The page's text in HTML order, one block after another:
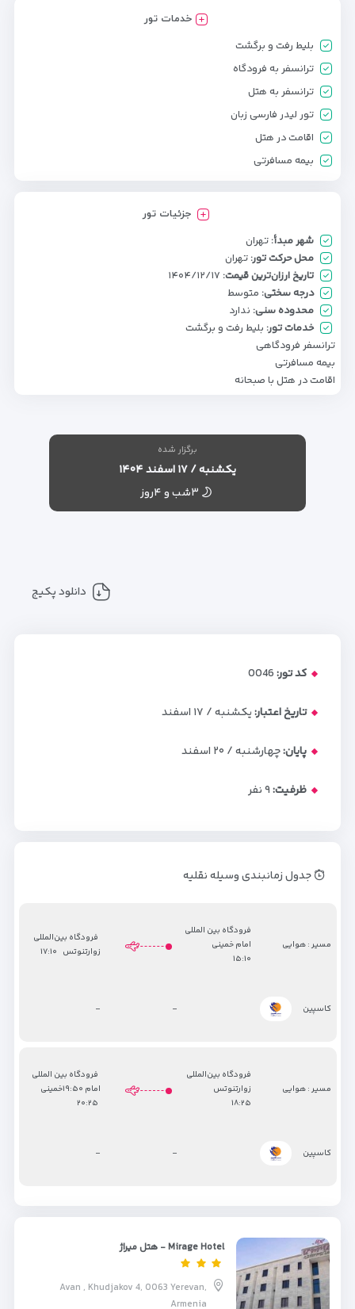
خدمات تور
بلیط رفت و برگشت
ترانسفر به فرودگاه
ترانسفر به هتل
تور لیدر فارسی زبان
اقامت در هتل
بیمه مسافرتی
جزئیات تور
شهر مبدأ: تهران
محل حرکت تور: تهران
تاریخ ارزان‌ترین قیمت: ۱۴۰۴/۱۲/۱۷
درجه سختی: متوسط
محدوده سنی: ندارد
خدمات تور: بلیط رفت و برگشت
ترانسفر فرودگاهی
بیمه مسافرتی
اقامت در هتل با صبحانه
برگزار شده
یکشنبه / ۱۷ اسفند ۱۴۰۴
۳شب و ۴روز
دانلود پکیج
کد تور:0046
تاریخ اعتبار:یکشنبه / ۱۷ اسفند
پایان:چهارشنبه / ۲۰ اسفند
ظرفیت:۹نفر
جدول زمانبندی وسیله نقلیه
مسیر : هوایی
فرودگاه بین المللی
امام خمینی
۱۵:۱۰
فرودگاه بین‌المللی
زوارتنوتس ۱۷:۱۰
کاسپین -
-
مسیر : هوایی
فرودگاه بین‌المللی
زوارتنوتس
۱۸:۲۵
فرودگاه بین المللی
امام ۱۹:۵۰خمینی
۲۰:۲۵
کاسپین -
-
Mirage Hotel - هتل میراژ
Avan , Khudjakov 4, 0063 Yerevan,
Armenia